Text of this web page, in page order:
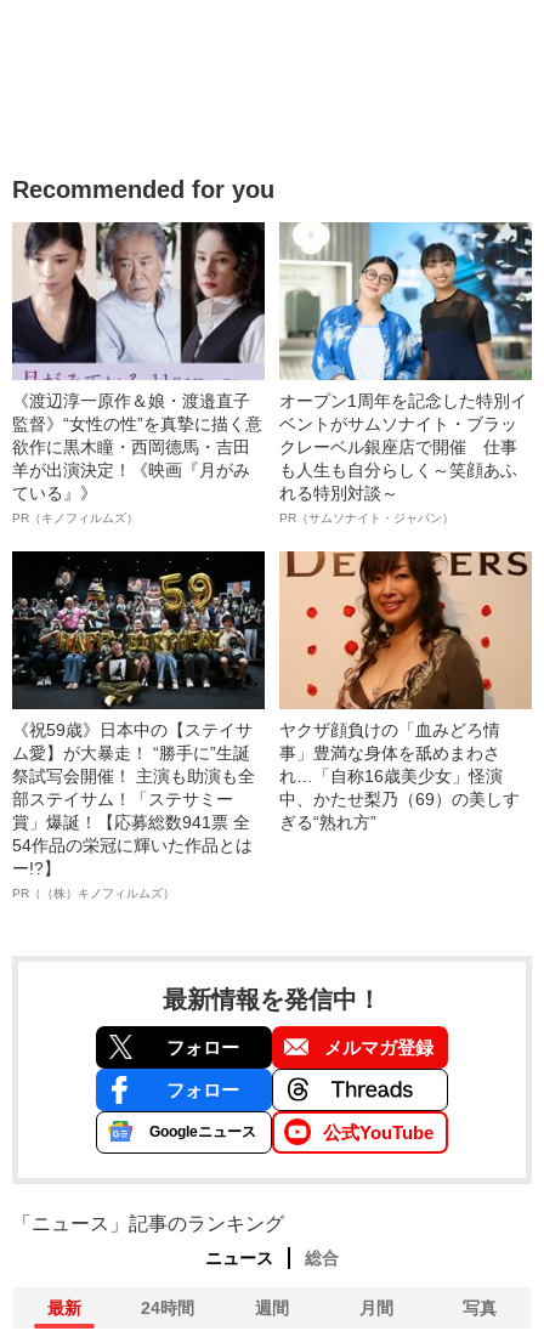
Recommended for you
《渡辺淳一原作＆娘・渡邉直子
監督》“女性の性”を真摯に描く意
欲作に黒木瞳・西岡德馬・吉田
羊が出演決定！《映画『月がみ
ている』》
PR（キノフィルムズ）
オープン1周年を記念した特別イ
ベントがサムソナイト・ブラッ
クレーベル銀座店で開催 仕事
も人生も自分らしく～笑顔あふ
れる特別対談～
PR（サムソナイト・ジャパン）
《祝59歳》日本中の【ステイサ
ム愛】が大暴走！ “勝手に”生誕
祭試写会開催！ 主演も助演も全
部ステイサム！「ステサミー
賞」爆誕！【応募総数941票 全
54作品の栄冠に輝いた作品とは
ー!?】
PR（（株）キノフィルムズ）
ヤクザ顔負けの「血みどろ情
事」豊満な身体を舐めまわさ
れ…「自称16歳美少女」怪演
中、かたせ梨乃（69）の美しす
ぎる“熟れ方”
最新情報を発信中！
フォロー メルマガ登録
フォロー
Googleニュース 公式YouTube
「ニュース」記事のランキング
ニュース 総合
最新 24時間 週間 月間 写真